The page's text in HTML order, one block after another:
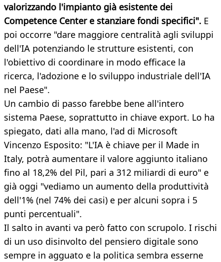
valorizzando l'impianto già esistente dei
Competence Center e stanziare fondi specifici". E
poi occorre "dare maggiore centralità agli sviluppi
dell'IA potenziando le strutture esistenti, con
l'obiettivo di coordinare in modo efficace la
ricerca, l'adozione e lo sviluppo industriale dell'IA
nel Paese".
Un cambio di passo farebbe bene all'intero
sistema Paese, soprattutto in chiave export. Lo ha
spiegato, dati alla mano, l'ad di Microsoft
Vincenzo Esposito: "L'IA è chiave per il Made in
Italy, potrà aumentare il valore aggiunto italiano
fino al 18,2% del Pil, pari a 312 miliardi di euro" e
già oggi "vediamo un aumento della produttività
dell'1% (nel 74% dei casi) e per alcuni sopra i 5
punti percentuali".
Il salto in avanti va però fatto con scrupolo. I rischi
di un uso disinvolto del pensiero digitale sono
sempre in agguato e la politica sembra esserne